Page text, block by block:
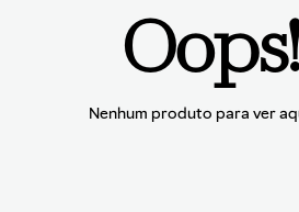
Oops!